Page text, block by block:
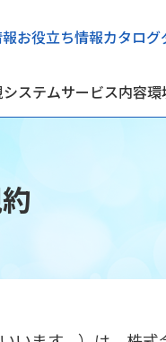
お役立ち情報カタログ
ステムサービス内容環